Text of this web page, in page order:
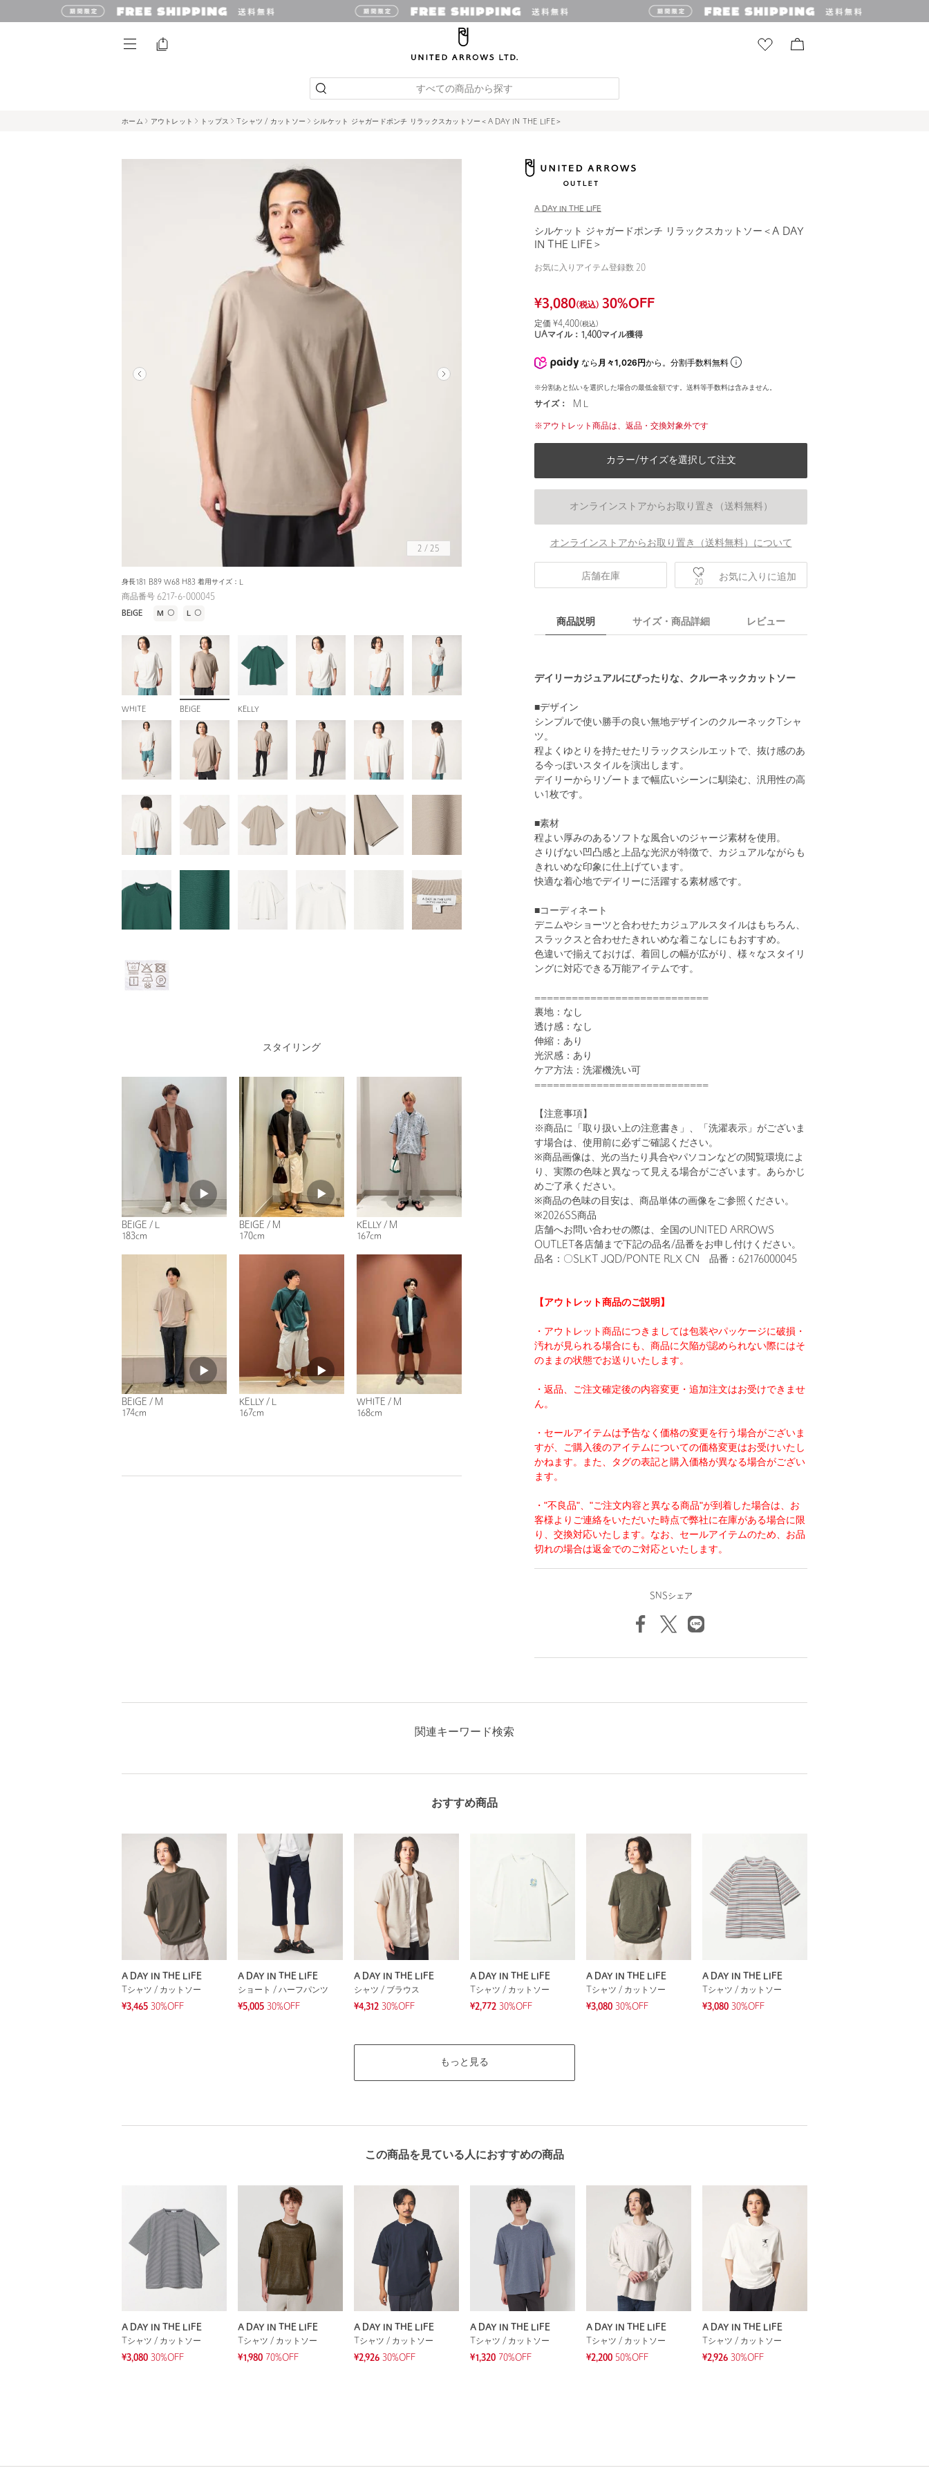
すべての商品から探す
ホーム アウトレット トップス Tシャツ / カットソー シルケット ジャガードポンチ リラックスカットソー＜A DAY IN THE LIFE＞
身長181 B89 W68 H83 着用サイズ：L
2 / 25
商品番号 6217-6-000045
BEIGE M 〇 〇
WHITE BEIGE KELLY
A DAY IN THE LIFE
シルケット ジャガードポンチ リラックスカットソー＜A DAY
IN THE LIFE＞
お気に入りアイテム登録数 20
¥3,080(税込) 30%OFF
定価 ¥4,400(税込)
UAマイル： 1,400マイル獲得
なら 月々1,026円から。分割手数料無料
※分割あと払いを選択した場合の最低金額です。送料等手数料は含みません。
サイズ： M L
※アウトレット商品は、返品・交換対象外です
カラー/サイズを選択して注文
オンラインストアからお取り置き（送料無料）
オンラインストアからお取り置き（送料無料）について
店舗在庫
20 お気に入りに追加
商品説明 サイズ・商品詳細 レビュー
デイリーカジュアルにぴったりな、クルーネックカットソー
■デザイン
シンプルで使い勝手の良い無地デザインのクルーネックTシャ
ツ。
程よくゆとりを持たせたリラックスシルエットで、抜け感のあ
る今っぽいスタイルを演出します。
デイリーからリゾートまで幅広いシーンに馴染む、汎用性の高
い1枚です。
■素材
程よい厚みのあるソフトな風合いのジャージ素材を使用。
さりげない凹凸感と上品な光沢が特徴で、カジュアルながらも
きれいめな印象に仕上げています。
快適な着心地でデイリーに活躍する素材感です。
■コーディネート
デニムやショーツと合わせたカジュアルスタイルはもちろん、
スラックスと合わせたきれいめな着こなしにもおすすめ。
色違いで揃えておけば、着回しの幅が広がり、様々なスタイリ
ングに対応できる万能アイテムです。
============================
裏地：なし
透け感：なし
伸縮：あり
光沢感：あり
ケア方法：洗濯機洗い可
============================
【注意事項】
※商品に「取り扱い上の注意書き」、「洗濯表示」がございま
す場合は、使用前に必ずご確認ください。
※商品画像は、光の当たり具合やパソコンなどの閲覧環境によ
り、実際の色味と異なって見える場合がございます。あらかじ
めご了承ください。
※商品の色味の目安は、商品単体の画像をご参照ください。
※2026SS商品
店舗へお問い合わせの際は、全国のUNITED ARROWS
OUTLET各店舗まで下記の品名/品番をお申し付けください。
品名：〇SLKT JQD/PONTE RLX CN 品番：62176000045
【アウトレット商品のご説明】
・アウトレット商品につきましては包装やパッケージに破損・
汚れが見られる場合にも、商品に欠陥が認められない際にはそ
のままの状態でお送りいたします。
・返品、ご注文確定後の内容変更・追加注文はお受けできませ
ん。
・セールアイテムは予告なく価格の変更を行う場合がございま
すが、ご購入後のアイテムについての価格変更はお受けいたし
かねます。また、タグの表記と購入価格が異なる場合がござい
ます。
・"不良品"、"ご注文内容と異なる商品"が到着した場合は、お
客様よりご連絡をいただいた時点で弊社に在庫がある場合に限
り、交換対応いたします。なお、セールアイテムのため、お品
切れの場合は返金でのご対応といたします。
SNSシェア
スタイリング
BEIGE / L
183cm
BEIGE / M
170cm
KELLY / M
167cm
BEIGE / M
174cm
KELLY / L
167cm
WHITE / M
168cm
関連キーワード検索
おすすめ商品
A DAY IN THE LIFE
Tシャツ / カットソー
¥3,465 30%OFF
A DAY IN THE LIFE
ショート / ハーフパンツ
¥5,005 30%OFF
A DAY IN THE LIFE
シャツ / ブラウス
¥4,312 30%OFF
A DAY IN THE LIFE
Tシャツ / カットソー
¥2,772 30%OFF
A DAY IN THE LIFE
Tシャツ / カットソー
¥3,080 30%OFF
A DAY IN THE LIFE
Tシャツ / カットソー
¥3,080 30%OFF
もっと見る
この商品を見ている人におすすめの商品
A DAY IN THE LIFE
Tシャツ / カットソー
¥3,080 30%OFF
A DAY IN THE LIFE
Tシャツ / カットソー
¥1,980 70%OFF
A DAY IN THE LIFE
Tシャツ / カットソー
¥2,926 30%OFF
A DAY IN THE LIFE
Tシャツ / カットソー
¥1,320 70%OFF
A DAY IN THE LIFE
Tシャツ / カットソー
¥2,200 50%OFF
A DAY IN THE LIFE
Tシャツ / カットソー
¥2,926 30%OFF